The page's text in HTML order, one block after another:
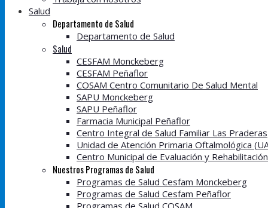
Salud
Departamento de Salud
Departamento de Salud
Salud
CESFAM Monckeberg
CESFAM Peñaflor
COSAM Centro Comunitario De Salud Mental
SAPU Monckeberg
SAPU Peñaflor
Farmacia Municipal Peñaflor
Centro Integral de Salud Familiar Las Praderas
Unidad de Atención Primaria Oftalmológica
Centro Municipal de Evaluación y
Nuestros Programas de Salud
Programas de Salud Cesfam Monckeberg
Programas de Salud Cesfam Peñaflor
Programas de Salud COSAM